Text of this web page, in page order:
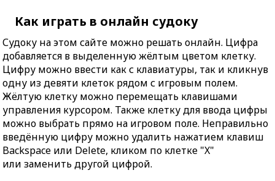
Как играть в онлайн судоку
Судоку на этом сайте можно решать онлайн. Цифра
добавляется в выделенную жёлтым цветом клетку.
Цифру можно ввести как с клавиатуры, так и кликнув
одну из девяти клеток рядом с игровым полем.
Жёлтую клетку можно перемещать клавишами
управления курсором. Также клетку для ввода цифры
можно выбрать прямо на игровом поле. Неправильно
введённую цифру можно удалить нажатием клавиш
Backspace или Delete, кликом по клетке "X"
или заменить другой цифрой.